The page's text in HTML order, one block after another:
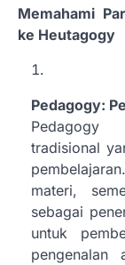
Memahami
ke Heutagogy
Pedagogy:
Pedagogy
tradisional
materi,
sebagai
untuk
pengenalan